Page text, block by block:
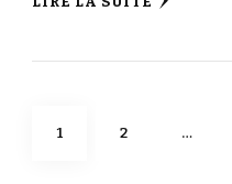
Navigation
PAGE
1 PAGE
2 …